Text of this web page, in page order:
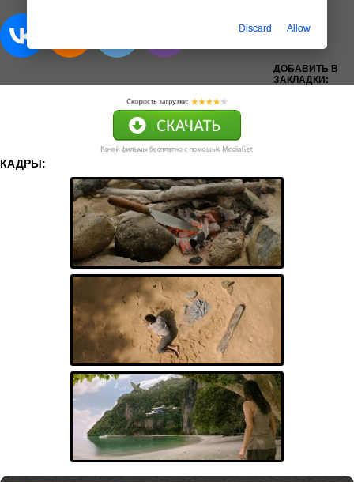
ДОБАВИТЬ В
ЗАКЛАДКИ:
КАДРЫ:
Discard Allow